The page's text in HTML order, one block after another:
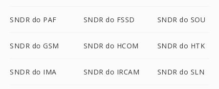
SNDR do PAF SNDR do FSSD SNDR do SOU
SNDR do GSM SNDR do HCOM SNDR do HTK
SNDR do IMA SNDR do IRCAM SNDR do SLN